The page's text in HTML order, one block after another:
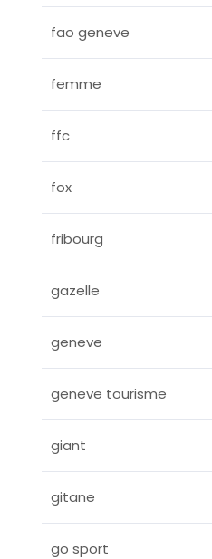
fao geneve
femme
ffc
fox
fribourg
gazelle
geneve
geneve tourisme
giant
gitane
go sport